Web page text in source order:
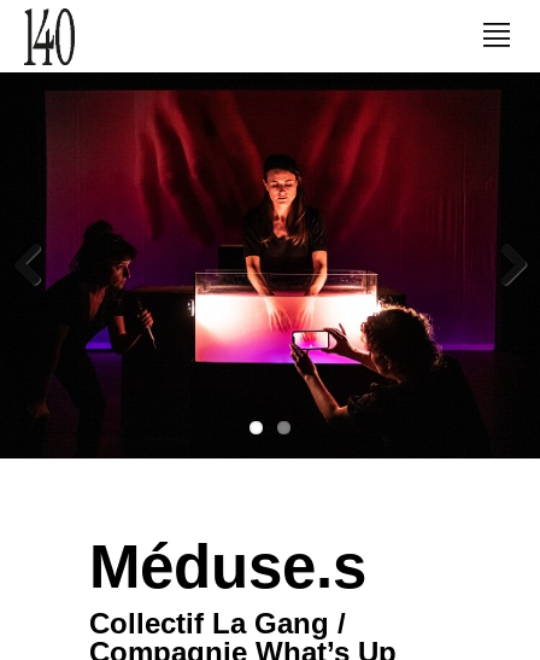
Méduse.s
Collectif La Gang /
Compagnie What’s Up